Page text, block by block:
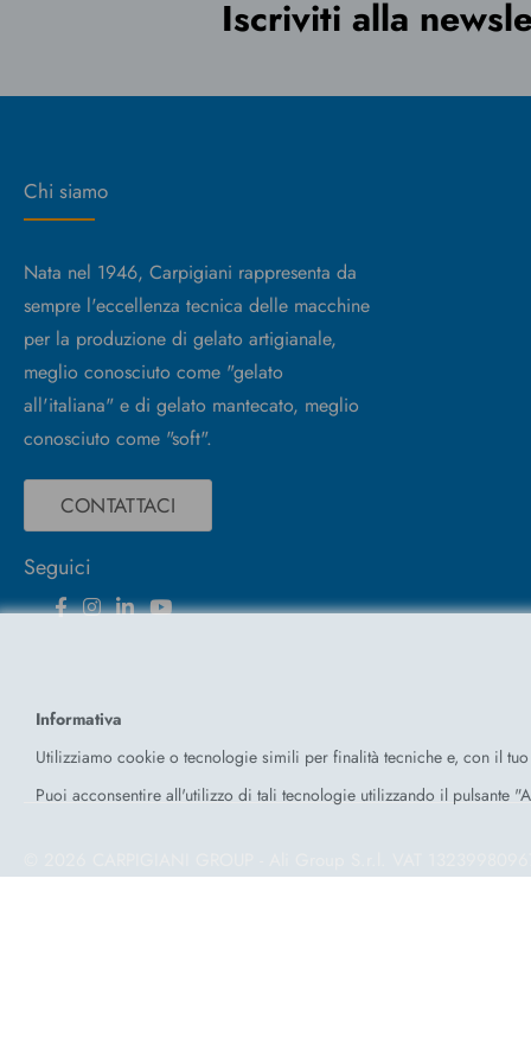
Iscriviti alla
Chi siamo
Nata nel 1946, Carpigiani rappresenta da
sempre l'eccellenza tecnica delle macchine
per la produzione di gelato artigianale,
meglio conosciuto come "gelato
all'italiana" e di gelato mantecato, meglio
conosciuto come "soft".
CONTATTACI
Seguici
E-mail
Whatsapp
Facebook
Instagram
LinkedinYouTube
Informativa
Utilizziamo cookie o tecnologie simili per finalità tecniche e, con il
Puoi acconsentire all'utilizzo di tali tecnologie utilizzando il pulsante